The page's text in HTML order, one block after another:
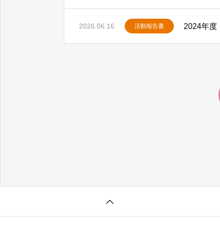
2026.06.16 活動報告書 2024年度